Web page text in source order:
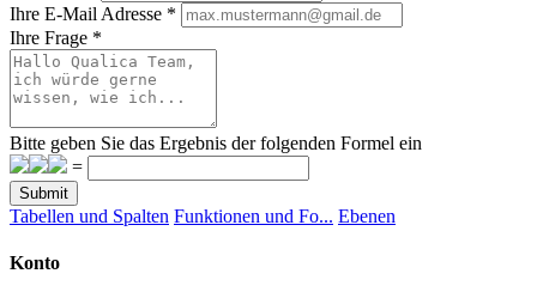
Ihre E-Mail Adresse *
Ihre Frage *
Bitte geben Sie das Ergebnis der folgenden Formel ein
=
Submit
Tabellen und Spalten Funktionen und Fo... Ebenen
Konto